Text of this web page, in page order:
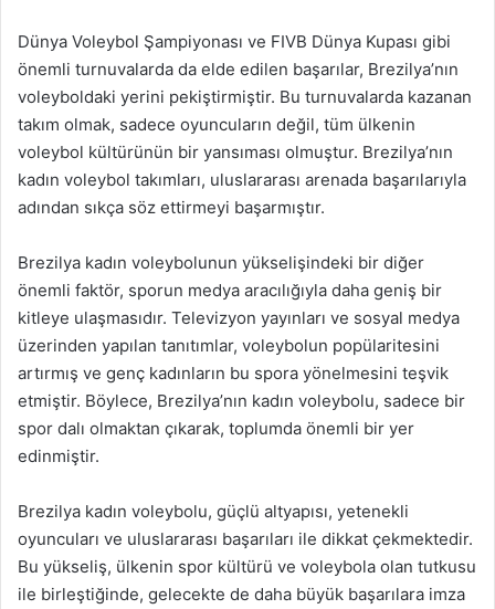
Dünya Voleybol Şampiyonası ve FIVB Dünya Kupası gibi
önemli turnuvalarda da elde edilen başarılar, Brezilya’nın
voleyboldaki yerini pekiştirmiştir. Bu turnuvalarda kazanan
takım olmak, sadece oyuncuların değil, tüm ülkenin
voleybol kültürünün bir yansıması olmuştur. Brezilya’nın
kadın voleybol takımları, uluslararası arenada başarılarıyla
adından sıkça söz ettirmeyi başarmıştır.
Brezilya kadın voleybolunun yükselişindeki bir diğer
önemli faktör, sporun medya aracılığıyla daha geniş bir
kitleye ulaşmasıdır. Televizyon yayınları ve sosyal medya
üzerinden yapılan tanıtımlar, voleybolun popülaritesini
artırmış ve genç kadınların bu spora yönelmesini teşvik
etmiştir. Böylece, Brezilya’nın kadın voleybolu, sadece bir
spor dalı olmaktan çıkarak, toplumda önemli bir yer
edinmiştir.
Brezilya kadın voleybolu, güçlü altyapısı, yetenekli
oyuncuları ve uluslararası başarıları ile dikkat çekmektedir.
Bu yükseliş, ülkenin spor kültürü ve voleybola olan tutkusu
ile birleştiğinde, gelecekte de daha büyük başarılara imza